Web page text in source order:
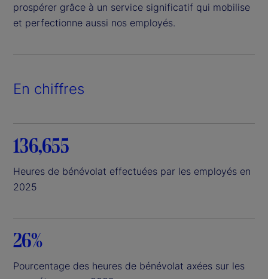
prospérer grâce à un service significatif qui mobilise
et perfectionne aussi nos employés.
En chiffres
136,655
Heures de bénévolat effectuées par les employés en
2025
26%
Pourcentage des heures de bénévolat axées sur les